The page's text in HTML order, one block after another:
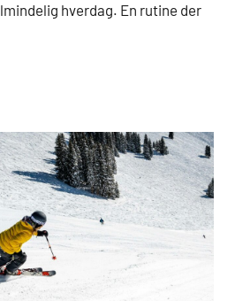
hverdag. En rutine der